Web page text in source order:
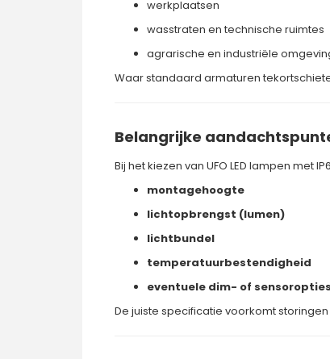
werkplaatsen
wasstraten en technische ruimtes
agrarische en industriële
Waar standaard armaturen
Belangrijke
Bij het kiezen van UFO LED lampen met
montagehoogte
lichtopbrengst (lumen)
lichtbundel
temperatuurbestendigheid
eventuele dim- of sensoropties
De juiste specificatie voorkomt